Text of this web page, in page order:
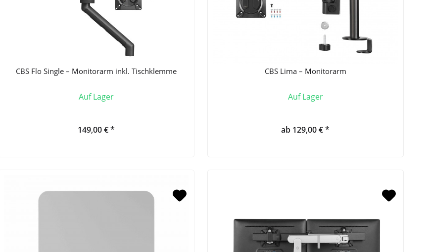
CBS Flo Single – Monitorarm inkl. Tischklemme
Auf Lager
149,00 € *
CBS Lima – Monitorarm
Auf Lager
ab 129,00 € *